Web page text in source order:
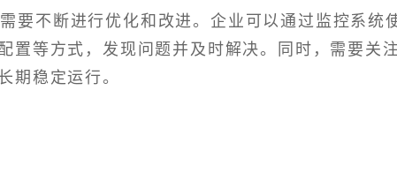
要不断进行优化和改进。企业可以通过监控系统
置等方式，发现问题并及时解决。同时，需要关
期稳定运行。